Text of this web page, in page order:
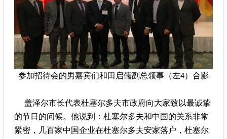
参加招待会的男嘉宾们和田启儒副总领事（左4）合影
盖泽尔市长代表杜塞尔多夫市政府向大家致以最诚挚
的节日的问候。他说到：杜塞尔多夫和中国的关系非常
紧密，几百家中国企业在杜塞尔多夫安家落户，杜塞尔